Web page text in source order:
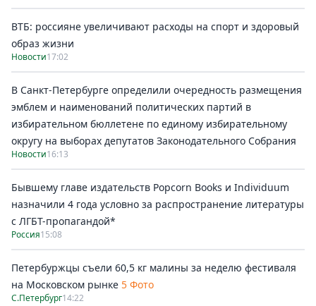
ВТБ: россияне увеличивают расходы на спорт и здоровый
образ жизни
Новости17:02
В Санкт-Петербурге определили очередность размещения
эмблем и наименований политических партий в
избирательном бюллетене по единому избирательному
округу на выборах депутатов Законодательного Собрания
Новости16:13
Бывшему главе издательств Popcorn Books и Individuum
назначили 4 года условно за распространение литературы
с ЛГБТ-пропагандой*
Россия15:08
Петербуржцы съели 60,5 кг малины за неделю фестиваля
на Московском рынке 5 Фото
С.Петербург14:22